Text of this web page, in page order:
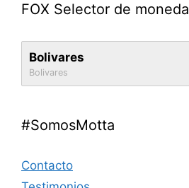
FOX Selector de moneda
Bolivares
Bolivares
#SomosMotta
Contacto